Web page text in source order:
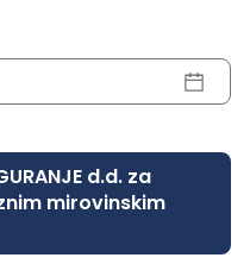
d.d. za
mirovinskim